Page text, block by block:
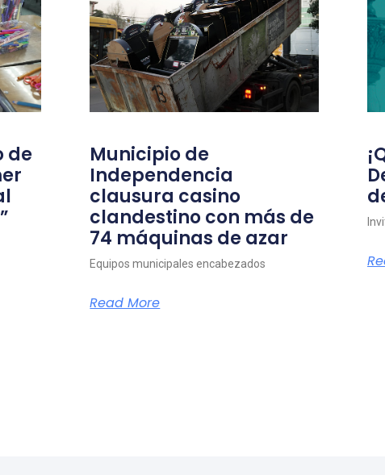
de
Municipio de
Independencia
clausura casino
clandestino con más de
74 máquinas de azar
Equipos municipales encabezados
Read More